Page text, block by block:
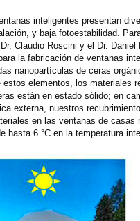
inteligentes presentan
y baja fotoestabilidad.
Claudio Roscini y el Dr.
la fabricación de ventanas
nanopartículas de ceras
elementos, los materiales
están en estado sólido; en
externa, nuestros
en las ventanas de
6 °C en la temperatura